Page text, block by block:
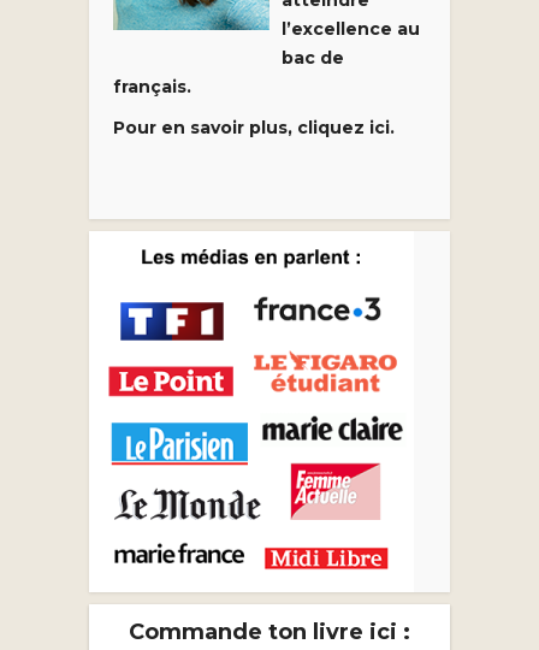
l’excellence au
bac de
français.
Pour en savoir plus, cliquez ici.
Commande ton livre ici :